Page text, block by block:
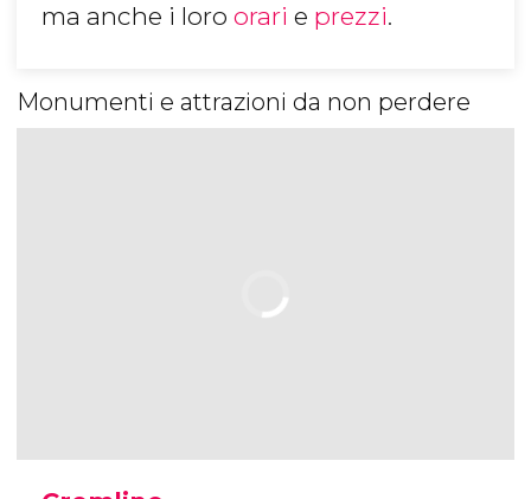
ma anche i loro orari e prezzi.
Monumenti e attrazioni da non perdere